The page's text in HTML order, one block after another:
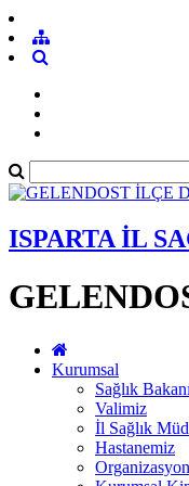
ISPARTA İL
Kurumsal
Sağlık
Valimiz
İl Sağlık
Hastanemiz
Organizasyon